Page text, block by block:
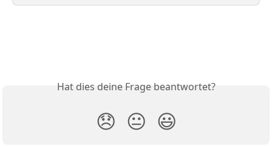
Hat dies deine Frage beantwortet?
😞 😐 😃